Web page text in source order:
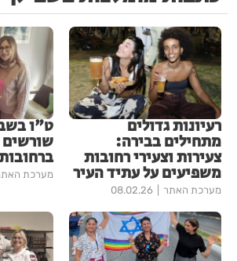
רעיונות גדולים
מתחילים בבירה:
צעירות וצעירי רחובות
משפיעים על עתיד העיר
מערכת האתר 08.02.26
ט"ו
שורשים
מערכת